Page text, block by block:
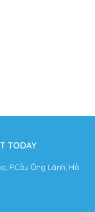
TODAY
P.Cầu Ông Lãnh, Hồ